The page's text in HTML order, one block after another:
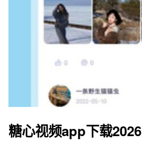
糖心视频app下载2026